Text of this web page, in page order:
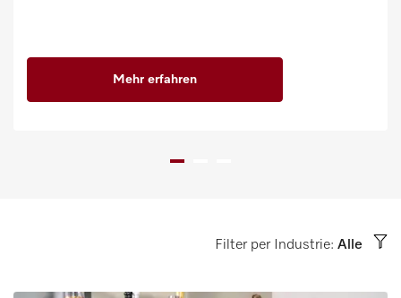
Mehr erfahren
Filter per Industrie: Alle